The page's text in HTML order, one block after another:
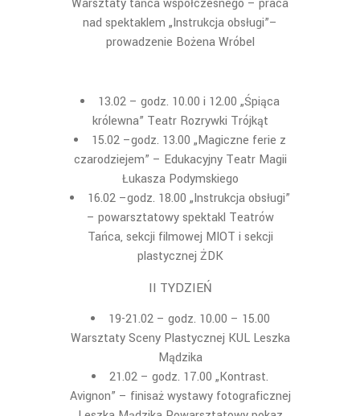
Warsztaty tańca współczesnego – praca
nad spektaklem „Instrukcja obsługi”–
prowadzenie Bożena Wróbel
13.02 – godz. 10.00 i 12.00 „Śpiąca
królewna” Teatr Rozrywki Trójkąt
15.02 –godz. 13.00 „Magiczne ferie z
czarodziejem” – Edukacyjny Teatr Magii
Łukasza Podymskiego
16.02 –godz. 18.00 „Instrukcja obsługi”
– powarsztatowy spektakl Teatrów
Tańca, sekcji filmowej MIOT i sekcji
plastycznej ŻDK
II TYDZIEŃ
19-21.02 – godz. 10.00 – 15.00
Warsztaty Sceny Plastycznej KUL Leszka
Mądzika
21.02 – godz. 17.00 „Kontrast.
Avignon” – finisaż wystawy fotograficznej